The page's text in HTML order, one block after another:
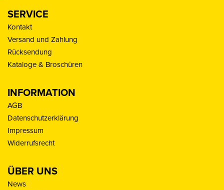
SERVICE
Kontakt
Versand und Zahlung
Rücksendung
Kataloge & Broschüren
INFORMATION
AGB
Datenschutzerklärung
Impressum
Widerrufsrecht
ÜBER UNS
News